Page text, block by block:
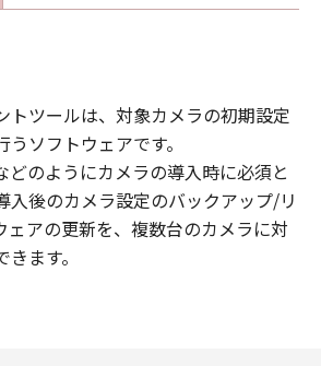
よび販売店は、「許諾ソフトウ
トウェア」の使用を支援するこ
ート、バグの修正またはサポー
ついて、いかなる責任を負うも
ません。
日本国政府または該当国の政府
ェア」の全部または一部を、直
ツールは、対象カメラの初期設定
ソフトウェアです。
どのようにカメラの導入時に必須と
入後のカメラ設定のバックアップ/リ
ェアの更新を、複数台のカメラに対
ます。